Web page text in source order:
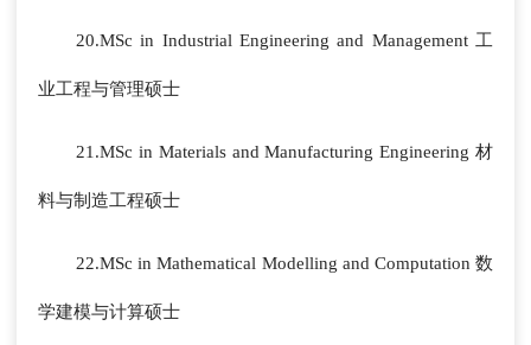
20.MSc in Industrial Engineering and Management 工
业工程与管理硕士
21.MSc in Materials and Manufacturing Engineering 材
料与制造工程硕士
22.MSc in Mathematical Modelling and Computation 数
学建模与计算硕士